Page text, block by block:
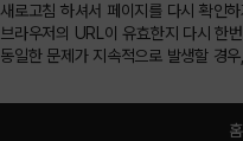
새로고침 하셔서 페이지를 다시 확인하
브라우저의 URL이 유효한지 다시 한
동일한 문제가 지속적으로 발생할 경우,